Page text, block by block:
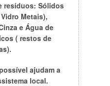
resíduos: Sólidos
Metais),
e Água de
( restos de
ajudam a
local.